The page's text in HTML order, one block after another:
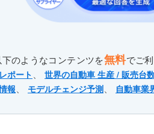
のようなコンテンツを無料でご
ポート 、 世界の自動車 生産 / 販売台
報、 モデルチェンジ予測、 自動車業